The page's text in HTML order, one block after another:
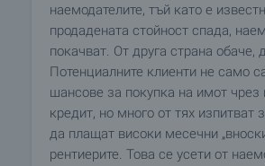
наемодателите, тъй като е
продадената стойност спада,
покачват. От друга страна обаче,
Потенциалните клиенти не само
шансове за покупка на имот чрез
кредит, но много от тях изпитват
да плащат високи месечни
рентиерите. Това се усети от